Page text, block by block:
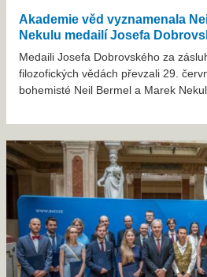
Akademie věd vyznamenala
Nekulu medailí Josefa
Medaili Josefa Dobrovského za
filozofických vědách převzali 29.
bohemisté Neil Bermel a Marek